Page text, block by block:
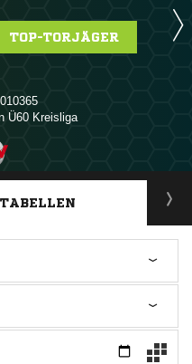
TOP-TORJÄGER
Ü60 Kreisliga